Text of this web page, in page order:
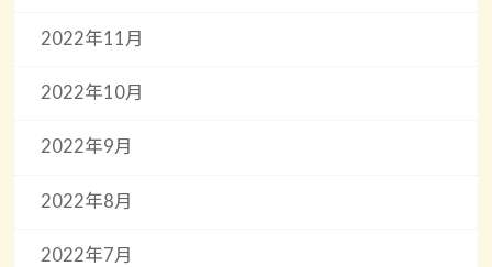
2022年11月
2022年10月
2022年9月
2022年8月
2022年7月